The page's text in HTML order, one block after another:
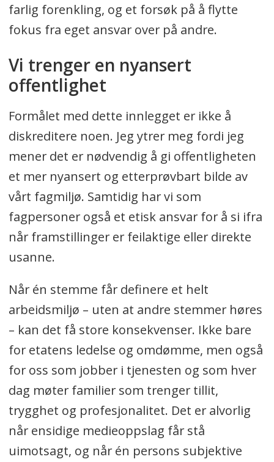
farlig forenkling, og et forsøk på å flytte
fokus fra eget ansvar over på andre.
Vi trenger en nyansert
offentlighet
Formålet med dette innlegget er ikke å
diskreditere noen. Jeg ytrer meg fordi jeg
mener det er nødvendig å gi offentligheten
et mer nyansert og etterprøvbart bilde av
vårt fagmiljø. Samtidig har vi som
fagpersoner også et etisk ansvar for å si ifra
når framstillinger er feilaktige eller direkte
usanne.
Når én stemme får definere et helt
arbeidsmiljø – uten at andre stemmer høres
– kan det få store konsekvenser. Ikke bare
for etatens ledelse og omdømme, men også
for oss som jobber i tjenesten og som hver
dag møter familier som trenger tillit,
trygghet og profesjonalitet. Det er alvorlig
når ensidige medieoppslag får stå
uimotsagt, og når én persons subjektive